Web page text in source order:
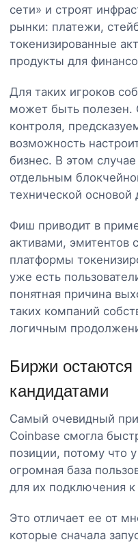
сети» и строят
рынки: платежи,
токенизированные
продукты для
Для таких игроков
может быть полезен.
контроля,
возможность
бизнес. В этом
отдельным
технической основой
Фиш приводит в
активами, эмитентов
платформы
уже есть
понятная причина
таких компаний
логичным
Биржи
кандидатами
Самый очевидный
Coinbase смогла
позиции, потому что
огромная база
для их подключения к
Это отличает ее от
которые сначала